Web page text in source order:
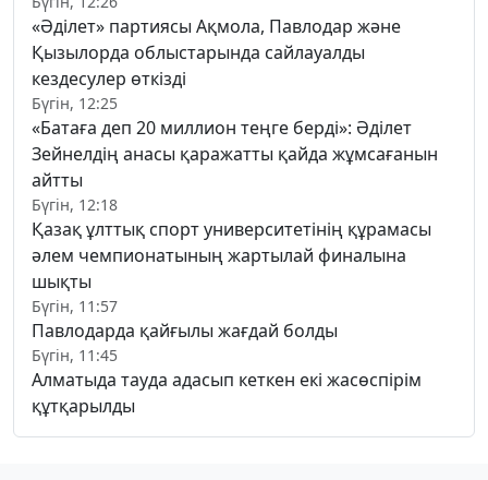
«Әділет» партиясы Ақмола, Павлодар және
Қызылорда облыстарында сайлауалды
кездесулер өткізді
Бүгін, 12:25
«Батаға деп 20 миллион теңге берді»: Әділет
Зейнелдің анасы қаражатты қайда жұмсағанын
айтты
Бүгін, 12:18
Қазақ ұлттық спорт университетінің құрамасы
әлем чемпионатының жартылай финалына
шықты
Бүгін, 11:57
Павлодарда қайғылы жағдай болды
Бүгін, 11:45
Алматыда тауда адасып кеткен екі жасөспірім
құтқарылды